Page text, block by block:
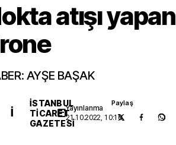
atışı yapan
AYŞE BAŞAK
İ
İSTANBUL
TICARET
GAZETESI
Yayınlanma
21.10.2022, 10:16
Paylaş